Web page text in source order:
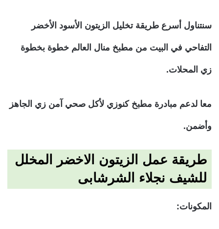
سنتناول أسرع طريقة تخليل الزيتون الأسود الأخضر
التفاحي في البيت من مطبخ منال العالم خطوة بخطوة
زي المحلات.
معا لدعم مبادرة مطبخ كنوزي لأكل صحي آمن زي الجاهز
وأضمن.
طريقة عمل الزيتون الاخضر المخلل
للشيف نجلاء الشرشابى
المكونات: